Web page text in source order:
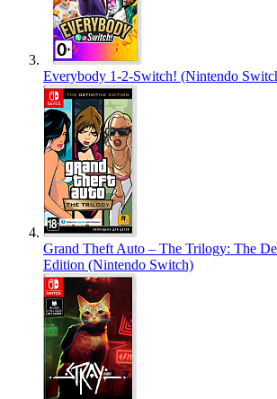
Everybody 1-2-Switch! (Nintendo
Grand Theft Auto – The Trilogy: The
Edition (Nintendo Switch)